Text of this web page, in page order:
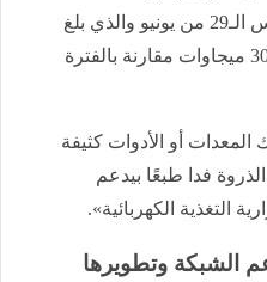
مستشهدًا بمعدل الاستهلاك أمس الـ29 من يونيو والذي بلغ
37500 ميجاوات، بزيادة نحو 3000 ميجاوات مقارنة بالفترة
أو الأدوات كثيفة
فدا طبعًا بيدعم
التغذية الكهربائية».
دعم الشبكة وتطويرها